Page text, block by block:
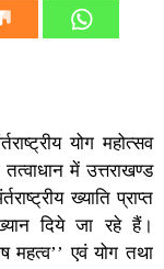
योग महोत्सव
में उत्तराखण्ड
ख्याति प्राप्त
दिये जा रहे हैं।
एवं योग तथा